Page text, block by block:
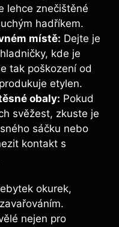
lehce znečištěné
hadříkem.
místě: Dejte je
kde je
tak poškození od
etylen.
obaly: Pokud
svěžest, zkuste je
sáčku nebo
kontakt s
okurek,
nejen pro